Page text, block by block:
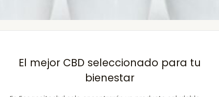
El mejor CBD seleccionado para tu
bienestar